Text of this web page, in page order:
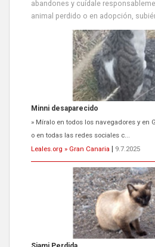
abandones y cuídale
animal perdido o en adopción,
Siami Perdida
Se llama Siami,es hembra de 4
oreja,cariñosa,mimosa pero miedosa,e...
Leales.org » Gran Canaria
9.7.2025